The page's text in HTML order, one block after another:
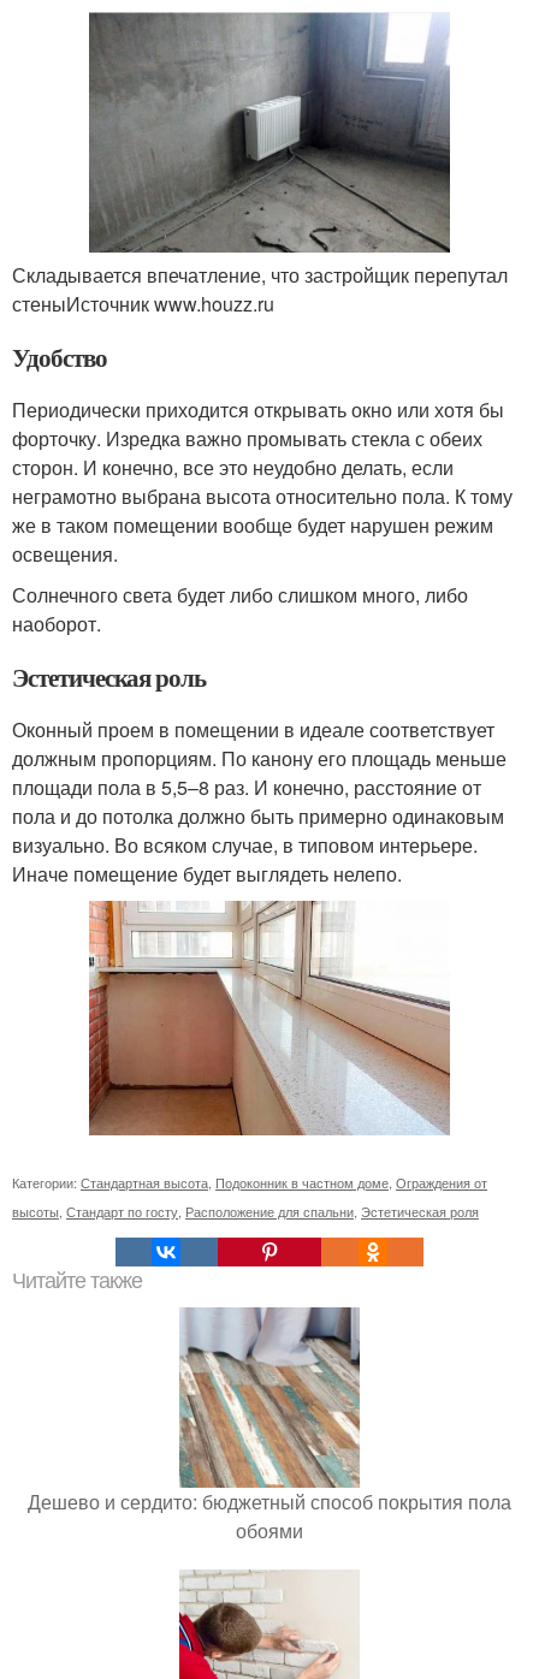
Складывается впечатление, что застройщик перепутал
стеныИсточник www.houzz.ru
Удобство
Периодически приходится открывать окно или хотя бы
форточку. Изредка важно промывать стекла с обеих
сторон. И конечно, все это неудобно делать, если
неграмотно выбрана высота относительно пола. К тому
же в таком помещении вообще будет нарушен режим
освещения.
Солнечного света будет либо слишком много, либо
наоборот.
Эстетическая роль
Оконный проем в помещении в идеале соответствует
должным пропорциям. По канону его площадь меньше
площади пола в 5,5–8 раз. И конечно, расстояние от
пола и до потолка должно быть примерно одинаковым
визуально. Во всяком случае, в типовом интерьере.
Иначе помещение будет выглядеть нелепо.
Категории: Стандартная высота, Подоконник в частном доме, Ограждения от
высоты, Стандарт по госту, Расположение для спальни, Эстетическая роля
Читайте также
Дешево и сердито: бюджетный способ покрытия пола
обоями